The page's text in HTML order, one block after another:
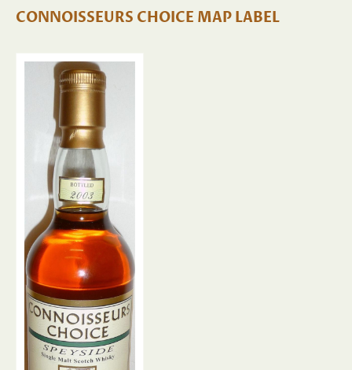
CONNOISSEURS CHOICE MAP LABEL